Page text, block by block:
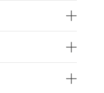
szerelhető,
Storage